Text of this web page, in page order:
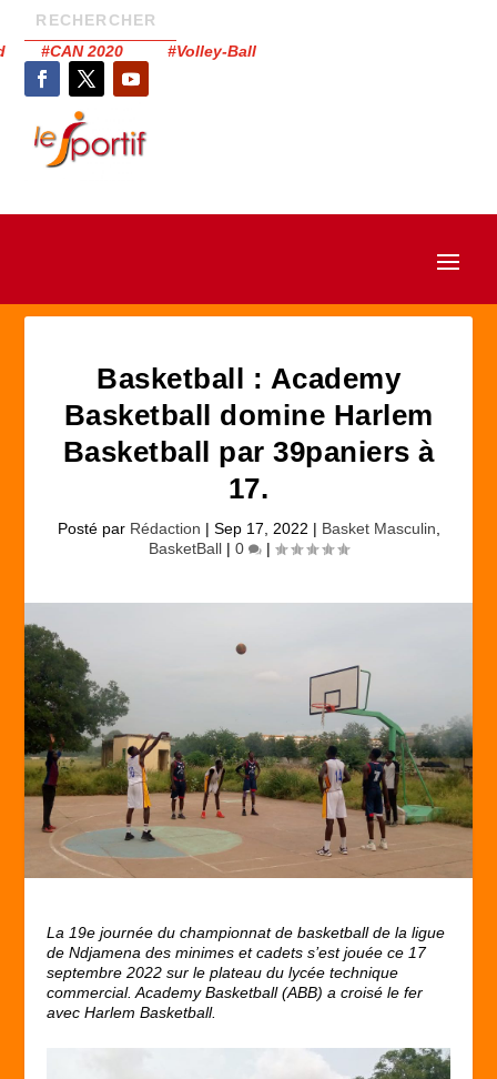
#CAN 2020 #Volley-Ball
Basketball : Academy
Basketball domine Harlem
Basketball par 39paniers à
17.
Posté par Rédaction | Sep 17, 2022 | Basket Masculin
BasketBall | 0 |
La 19e journée du championnat de basketball de la ligue
de Ndjamena des minimes et cadets s’est jouée ce 17
septembre 2022 sur le plateau du lycée technique
commercial. Academy Basketball (ABB) a croisé le fer
avec Harlem Basketball.